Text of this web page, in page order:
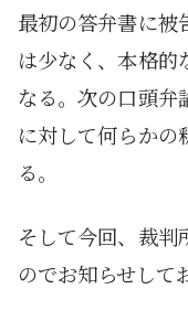
最初の答弁書に被
は少なく、本格的
なる。次の口頭弁
に対して何らかの
る。
そして今回、裁判
のでお知らせして